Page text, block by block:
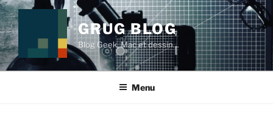
Aller
au
contenu
principal
GRUG BLOG
Blog Geek, Mac et dessin…
Menu